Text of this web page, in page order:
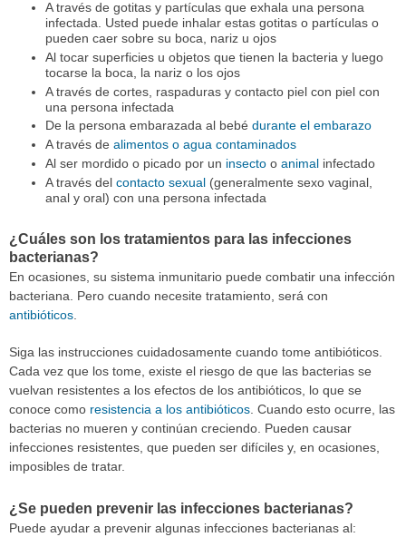
A través de gotitas y partículas que exhala una persona
infectada. Usted puede inhalar estas gotitas o partículas o
pueden caer sobre su boca, nariz u ojos
Al tocar superficies u objetos que tienen la bacteria y luego
tocarse la boca, la nariz o los ojos
A través de cortes, raspaduras y contacto piel con piel con
una persona infectada
De la persona embarazada al bebé durante el embarazo
A través de alimentos o agua contaminados
Al ser mordido o picado por un insectoo animalinfectado
A través del contacto sexual(generalmente sexo vaginal,
anal y oral) con una persona infectada
¿Cuáles son los tratamientos para las infecciones
bacterianas?
En ocasiones, su sistema inmunitario puede combatir una infección
bacteriana. Pero cuando necesite tratamiento, será con
antibióticos
Siga las instrucciones cuidadosamente cuando tome antibióticos.
Cada vez que los tome, existe el riesgo de que las bacterias se
vuelvan resistentes a los efectos de los antibióticos, lo que se
conoce como resistencia a los antibióticos . Cuando esto ocurre, las
bacterias no mueren y continúan creciendo. Pueden causar
infecciones resistentes, que pueden ser difíciles y, en ocasiones,
imposibles de tratar.
¿Se pueden prevenir las infecciones bacterianas?
Puede ayudar a prevenir algunas infecciones bacterianas al: